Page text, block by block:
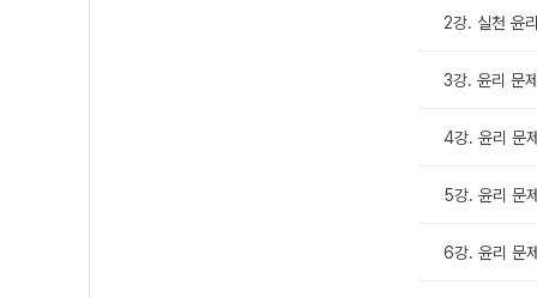
2강. 실천 윤
3강. 윤리 문
4강. 윤리 문
5강. 윤리 문
6강. 윤리 문